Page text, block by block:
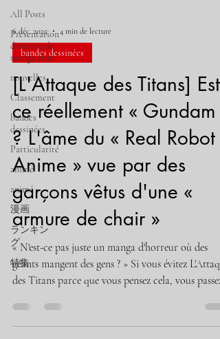
All Posts
Présentation
d'œuvres de
manga éton
nouvelles
Classement
bandes
dessinées
Particularité
animé
animé
漫画
ランキン
グ
特集
6 déc. 2025 4 min de lecture
bandes dessinées
[L'Attaque des Titans] Est-
ce réellement « Gundam »
? L'âme du « Real Robot
Anime » vue par des
garçons vêtus d'une «
armure de chair »
« N'est-ce pas juste un manga d'horreur où des
géants mangent des gens ? » Si vous évitez
des Titans parce que vous pensez cela, vous passez à
l'histoire, il devient clair qu'il ne s'agit pas
d'une horreur panique, mais d'un « drame de